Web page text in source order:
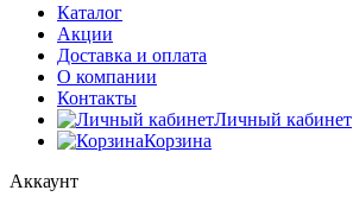
Каталог
Акции
Доставка и оплата
О компании
Контакты
Личный кабинет
Корзина
Аккаунт